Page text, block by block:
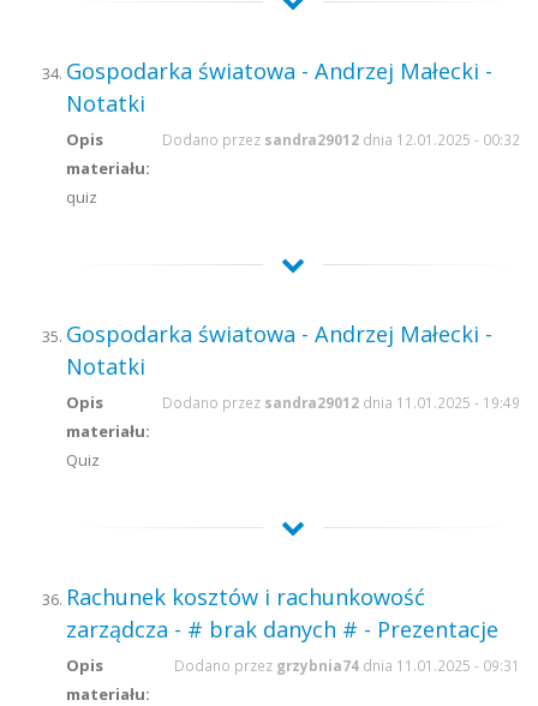
Gospodarka światowa - Andrzej Małecki -
Notatki
Dodano przez sandra29012 dnia 12.01.2025 - 00:32
Opis
materiału:
quiz
Gospodarka światowa - Andrzej Małecki -
Notatki
Dodano przez sandra29012 dnia 11.01.2025 - 19:49
Opis
materiału:
Quiz
Rachunek kosztów i rachunkowość
zarządcza - # brak danych # - Prezentacje
Dodano przez grzybnia74 dnia 11.01.2025 - 09:31
Opis
materiału: